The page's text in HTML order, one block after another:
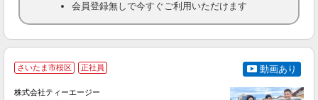
会員登録無しで今すぐご利用いただけます
さいたま市桜区 正社員 動画あり
株式会社ティーエージー